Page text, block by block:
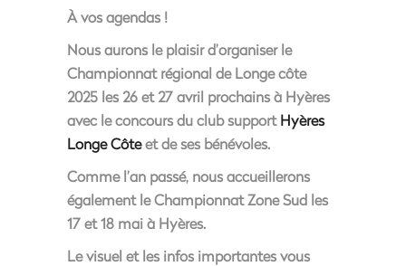
À vos agendas !
Nous aurons le plaisir d’organiser le
Championnat régional de Longe côte
2025 les 26 et 27 avril prochains à Hyères
avec le concours du club supportHyères
Longe Côteet de ses bénévoles.
Comme l’an passé, nous accueillerons
également leChampionnat Zone Sud les
17 et 18 maià Hyères.
Le visuel et les infos importantes vous